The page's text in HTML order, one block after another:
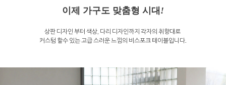
이제 가구도 맞춤형 시대 !
상판 디자인 부터 색상, 다리 디자인까지 각자의 취향대로
커스텀 할수 있는 고급 스러운 느낌의 비스포크 테이블입니다.